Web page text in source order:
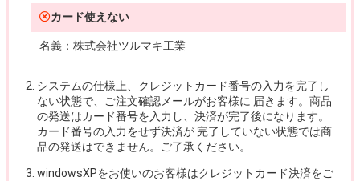
カード使えない
名義：株式会社ツルマキ工業
システムの仕様上、クレジットカード番号の入力を完了し
ない状態で、ご注文確認メールがお客様に 届きます。商品
の発送はカード番号を入力し、決済が完了後になります。
カード番号の入力をせず決済が 完了していない状態では商
品の発送はできません。ご了承ください。
windowsXPをお使いのお客様はクレジットカード決済をご